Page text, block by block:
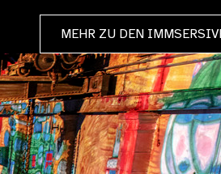
MEHR ZU DEN